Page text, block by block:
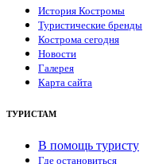
История Костромы
Туристические бренды
Кострома сегодня
Новости
Галерея
Карта сайта
ТУРИСТАМ
В помощь туристу
Где остановиться